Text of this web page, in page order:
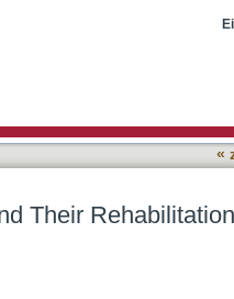
«
Their Rehabilitation